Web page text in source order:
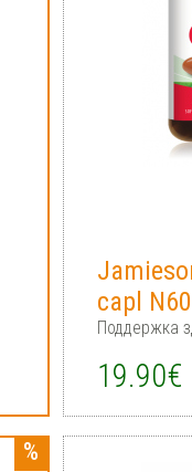
capl N60
Поддержка
19.90€